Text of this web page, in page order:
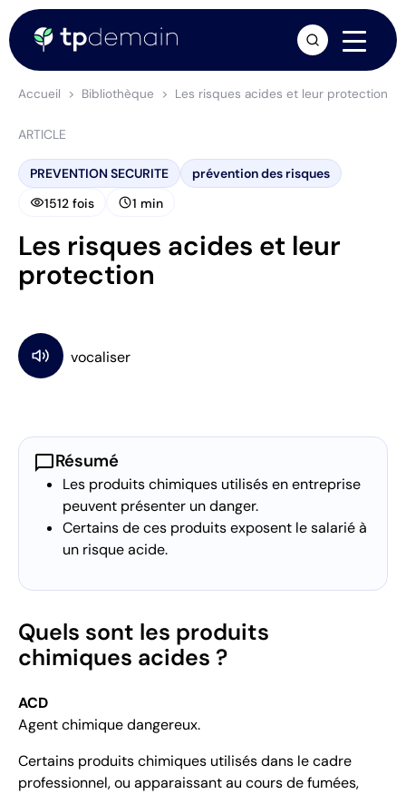
Accueil Bibliothèque Les risques acides et leur protection
ARTICLE
PREVENTION SECURITE prévention des risques
visibility1512 fois schedule1 min
Les risques acides et leur
protection
chat_bubbleRésumé
Les produits chimiques utilisés en entreprise
peuvent présenter un danger.
Certains de ces produits exposent le salarié à
un risque acide.
Quels sont les produits
chimiques acides ?
ACD
Agent chimique dangereux.
Certains produits chimiques utilisés dans le cadre
professionnel, ou apparaissant au cours de fumées,
arrow_forward